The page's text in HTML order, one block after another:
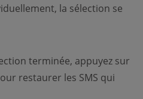
la sélection se
terminée, appuyez sur
restaurer les SMS qui